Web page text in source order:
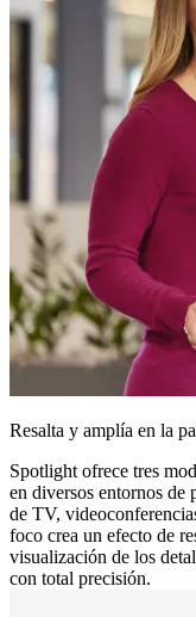
Resalta y amplía en la
Spotlight ofrece tres
en diversos entornos de
de TV,
foco crea un efecto de
visualización de los
con total precisión.